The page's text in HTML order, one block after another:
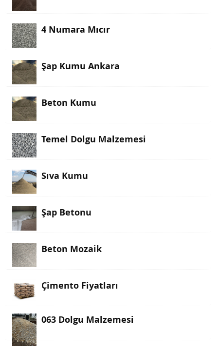
4 Numara Mıcır
Şap Kumu Ankara
Beton Kumu
Temel Dolgu Malzemesi
Sıva Kumu
Şap Betonu
Beton Mozaik
Çimento Fiyatları
063 Dolgu Malzemesi